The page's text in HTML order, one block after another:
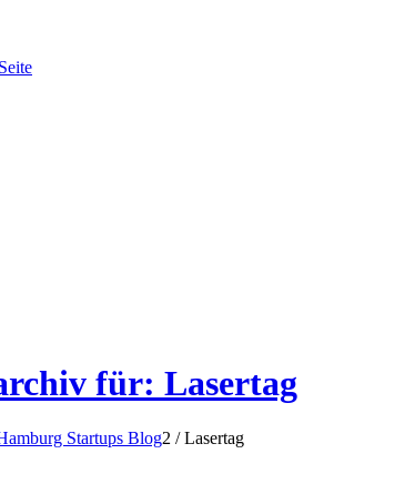
für: Lasertag
Startups Blog2 / Lasertag